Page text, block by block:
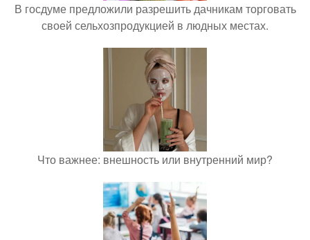
В госдуме предложили разрешить дачникам торговать
своей сельхозпродукцией в людных местах.
Что важнее: внешность или внутренний мир?